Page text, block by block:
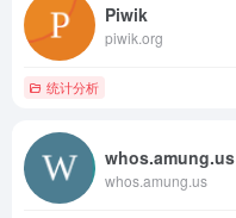
Piwik
piwik.org
统计分析
whos.amung.us
whos.amung.us